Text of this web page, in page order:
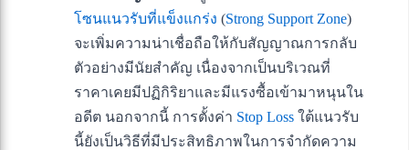
โซนแนวรับที่แข็งแกร่ง (Strong Support Zone)
จะเพิ่มความน่าเชื่อถือให้กับสัญญาณการกลับ
ตัวอย่างมีนัยสำคัญ เนื่องจากเป็นบริเวณที่
ราคาเคยมีปฏิกิริยาและมีแรงซื้อเข้ามาหนุนใน
อดีต นอกจากนี้ การตั้งค่า Stop Loss ใต้แนวรับ
นี้ยังเป็นวิธีที่มีประสิทธิภาพในการจำกัดความ